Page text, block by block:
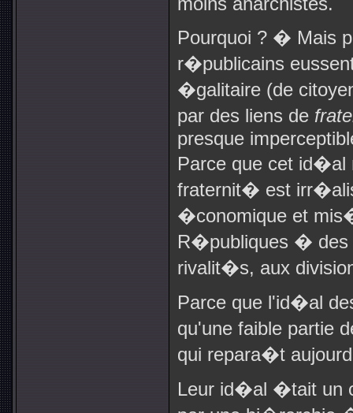
Pourquoi ? � Mais
r�publicains
�galitaire (de
par des liens de
presque
Parce que cet
fraternit� est
�conomique et
R�publiques �
rivalit�s, aux
Parce que l'id�al
qu'une faible partie
qui repara�t
Leur id�al �tait un